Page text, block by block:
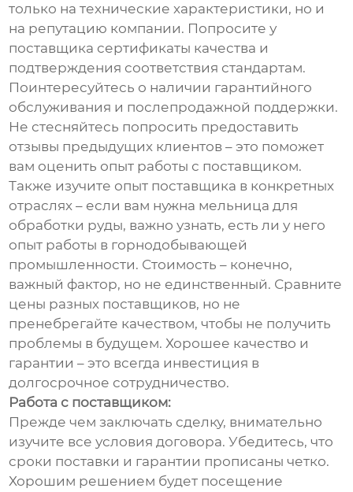
только на технические характеристики, но и
на репутацию компании. Попросите у
поставщика сертификаты качества и
подтверждения соответствия стандартам.
Поинтересуйтесь о наличии гарантийного
обслуживания и послепродажной поддержки.
Не стесняйтесь попросить предоставить
отзывы предыдущих клиентов – это поможет
вам оценить опыт работы с поставщиком.
Также изучите опыт поставщика в конкретных
отраслях – если вам нужна мельница для
обработки руды, важно узнать, есть ли у него
опыт работы в горнодобывающей
промышленности. Стоимость – конечно,
важный фактор, но не единственный. Сравните
цены разных поставщиков, но не
пренебрегайте качеством, чтобы не получить
проблемы в будущем. Хорошее качество и
гарантии – это всегда инвестиция в
долгосрочное сотрудничество.
Работа с поставщиком:
Прежде чем заключать сделку, внимательно
изучите все условия договора. Убедитесь, что
сроки поставки и гарантии прописаны четко.
Хорошим решением будет посещение